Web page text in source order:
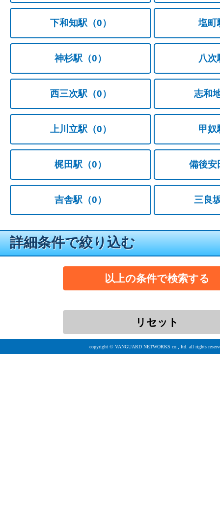
下和知駅 （0） 塩町
神杉駅 （0） 八次
西三次駅 （0） 志和
上川立駅 （0） 甲奴
梶田駅 （0） 備後安
吉舎駅 （0） 三良
詳細条件で絞り込む
copyright © VANGUARD NETWORKS co., ltd. all rights